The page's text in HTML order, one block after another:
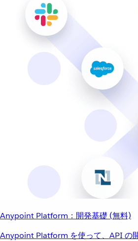
Anypoint Platform：開発基礎 (無料)
Anypoint Platform を使って、API の